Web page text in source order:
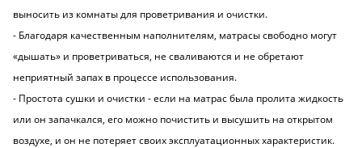
выносить из комнаты для проветривания и очистки.
- Благодаря качественным наполнителям, матрасы свободно могут
«дышать» и проветриваться, не сваливаются и не обретают
неприятный запах в процессе использования.
- Простота сушки и очистки - если на матрас была пролита жидкость
или он запачкался, его можно почистить и высушить на открытом
воздухе, и он не потеряет своих эксплуатационных характеристик.